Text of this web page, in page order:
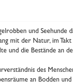
und Seehunde
mit der Natur, im Takt
und die Bestände an
des
an Bodden